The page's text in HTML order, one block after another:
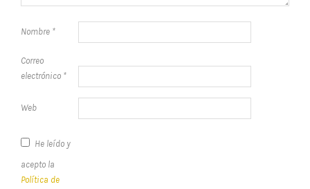
Nombre *
Correo
electrónico *
Web
He leído y
acepto la
Política de